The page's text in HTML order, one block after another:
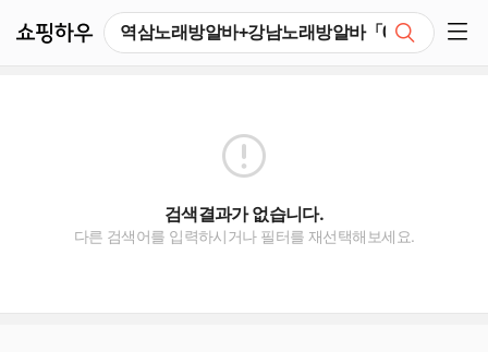
검색결과가 없습니다.
다른 검색어를 입력하시거나 필터를 재선택해보세요.